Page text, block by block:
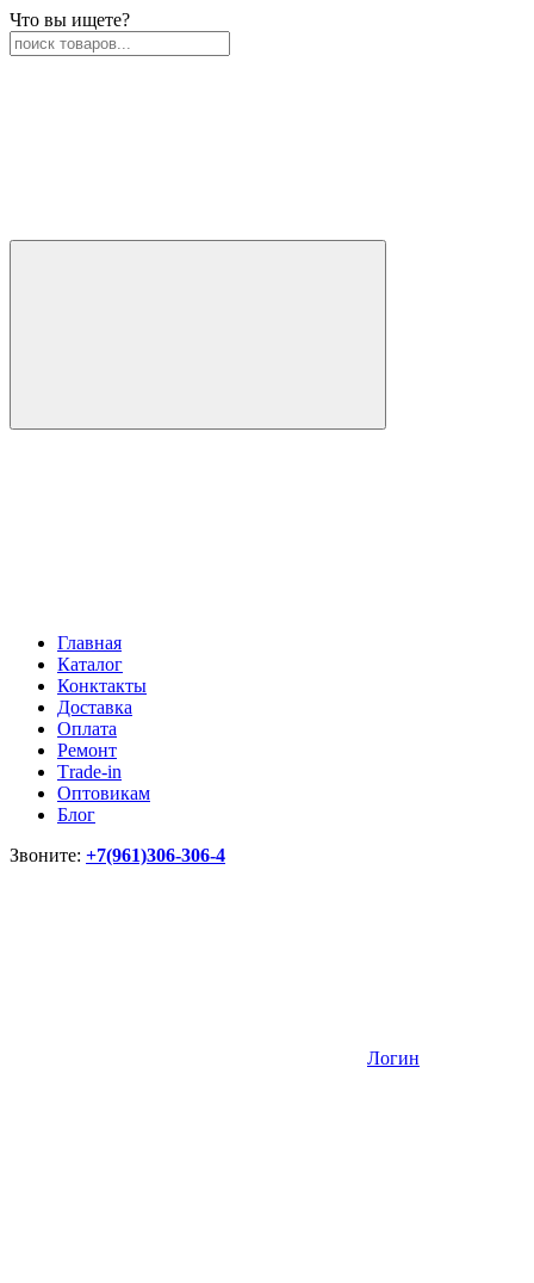
Что вы ищете?
Главная
Каталог
Конктакты
Доставка
Оплата
Ремонт
Тrade-in
Оптовикам
Блог
Звоните: +7(961)306-306-4
Логин